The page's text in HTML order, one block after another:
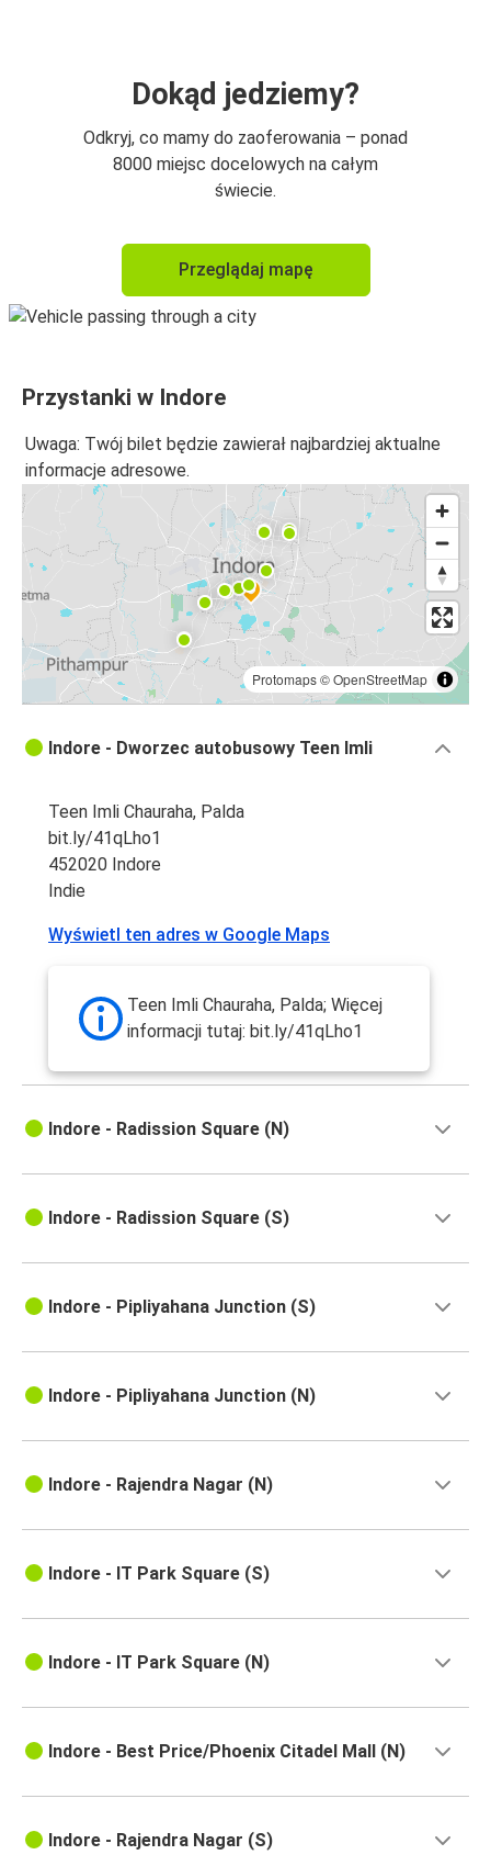
Dokąd jedziemy?
Odkryj, co mamy do zaoferowania – ponad
8000 miejsc docelowych na całym
świecie.
Przeglądaj mapę
Przystanki w Indore
Uwaga: Twój bilet będzie zawierał najbardziej aktualne
informacje adresowe.
Protomaps©OpenStreetMap
Indore - Dworzec autobusowy Teen Imli
Teen Imli Chauraha, Palda
bit.ly/41qLho1
452020 Indore
Indie
Wyświetl ten adres w Google Maps
Teen Imli Chauraha, Palda; Więcej
informacji tutaj: bit.ly/41qLho1
Indore - Radission Square (N)
Indore - Radission Square (S)
Indore - Pipliyahana Junction (S)
Indore - Pipliyahana Junction (N)
Indore - Rajendra Nagar (N)
Indore - IT Park Square (S)
Indore - IT Park Square (N)
Indore - Best Price/Phoenix Citadel Mall (N)
Indore - Rajendra Nagar (S)